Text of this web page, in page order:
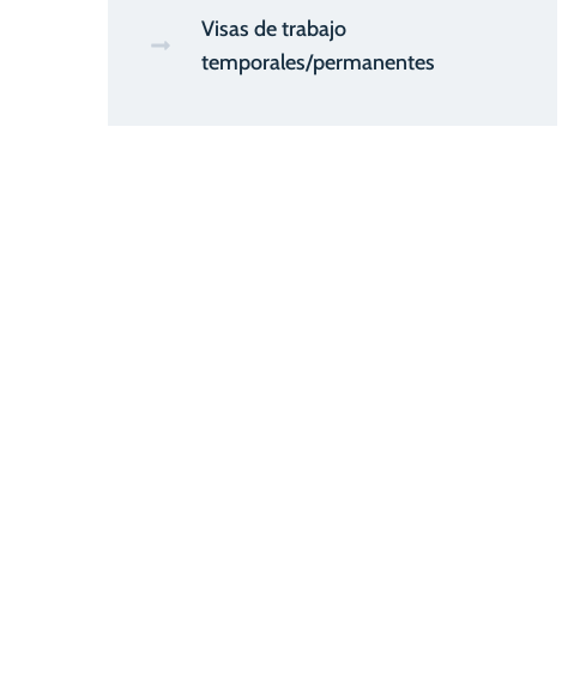
Visas de trabajo
temporales/permanentes